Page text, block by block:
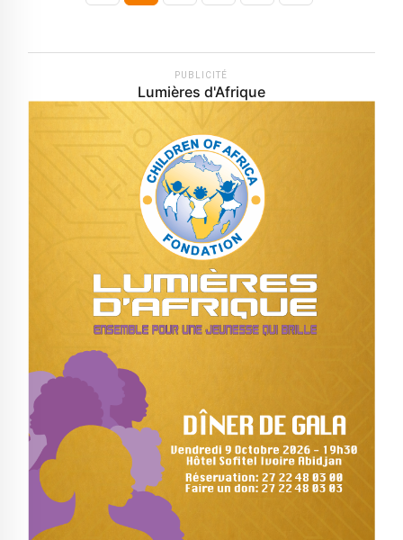
PUBLICITÉ
Lumières d'Afrique